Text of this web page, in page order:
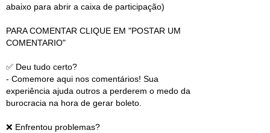
abaixo para abrir a caixa de participação)
PARA COMENTAR CLIQUE EM "POSTAR UM
COMENTARIO"
✅ Deu tudo certo?
- Comemore aqui nos comentários! Sua
experiência ajuda outros a perderem o medo da
burocracia na hora de gerar boleto.
❌ Enfrentou problemas?